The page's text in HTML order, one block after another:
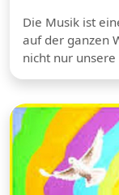
Die Musik ist
auf der ganzen
nicht nur